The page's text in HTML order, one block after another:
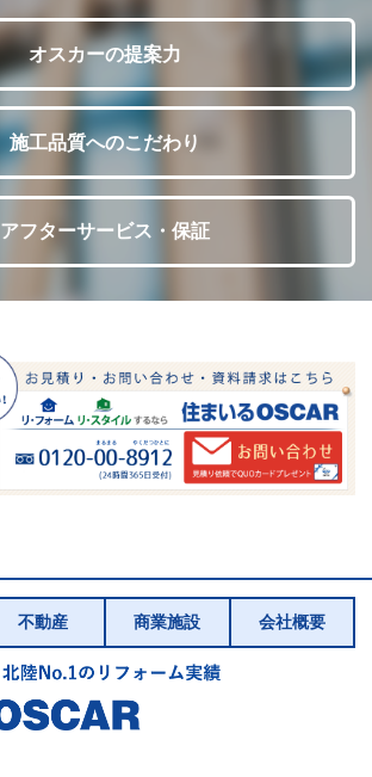
オスカーの提案力
施工品質へのこだわり
アフターサービス・保証
不動産 商業施設 会社概要